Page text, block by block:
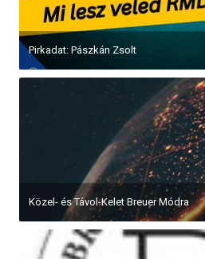
Pirkadat: Pászkán Zsolt
Közel- és Távol-Kelet Breuer Módra